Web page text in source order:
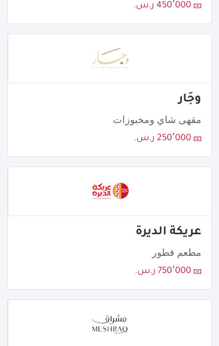
450٬000 ر.س.
وجَار
مقهى شاي ومخبوزات
250٬000 ر.س.
عريكة الديرة
مطعم فطور
750٬000 ر.س.